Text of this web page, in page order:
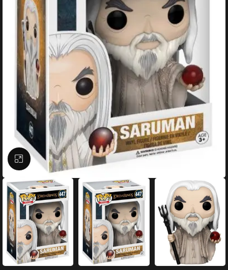
Büyütmek için tıklayın